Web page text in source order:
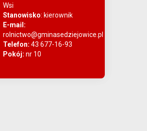
Wsi
Stanowisko: kierownik
E-mail:
rolnictwo@gminasedziejowice.pl
Telefon: 43 677-16-93
Pokój: nr 10